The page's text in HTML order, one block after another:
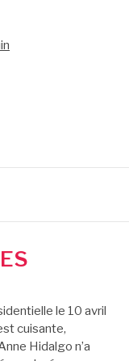
le 10 avril
cuisante,
Hidalgo n’a